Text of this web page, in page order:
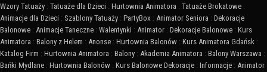
Wzory Tatuaży : Tatuaże dla Dzieci : Hurtownia Animatora : Tatuaże Brokatowe :
Animacje dla Dzieci : Szablony Tatuaży : PartyBox : Animator Seniora : Dekoracje
Balonowe : Animacje Taneczne : Walentynki : Animator : Dekoracje Balonowe : Kurs
Animatora : Balony z Helem : Anonse : Hurtownia Balonów : Kurs Animatora Gdańsk :
Katalog Firm : Hurtownia Animatora : Balony : Akademia Animatora : Balony Warszawa :
Bańki Mydlane : Hurtownia Balonów : Kurs Balonowe Dekoracje : Informacje : Animator